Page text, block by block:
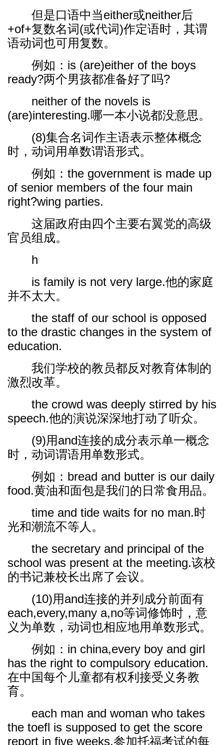
但是口语中当either或neither后
+of+复数名词(或代词)作定语时，其谓
语动词也可用复数。
例如：is (are)either of the boys
ready?两个男孩都准备好了吗?
neither of the novels is
(are)interesting.哪一本小说都没意思。
(8)集合名词作主语表示整体概念
时，动词用单数谓语形式。
例如：the government is made up
of senior members of the four main
right?wing parties.
这届政府由四个主要右翼党的高级
官员组成。
h
is family is not very large.他的家庭
并不太大。
the staff of our school is opposed
to the drastic changes in the system of
education.
我们学校的教员都反对教育体制的
激烈改革。
the crowd was deeply stirred by his
speech.他的演说深深地打动了听众。
(9)用and连接的成分表示单一概念
时，动词谓语用单数形式。
例如：bread and butter is our daily
food.黄油和面包是我们的日常食用品。
time and tide waits for no man.时
光和潮流不等人。
the secretary and principal of the
school was present at the meeting.该校
的书记兼校长出席了会议。
(10)用and连接的并列成分前面有
each,every,many a,no等词修饰时，意
义为单数，动词也相应地用单数形式。
例如：in china,every boy and girl
has the right to compulsory education.
在中国每个儿童都有权利接受义务教
育。
each man and woman who takes
the toefl is supposed to get the score
report in five weeks.参加托福考试的每